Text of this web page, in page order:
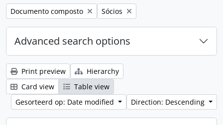
Remove filter:
Documento composto Remove filter:
Sócios
Advanced search options
Print preview
Hierarchy
Card view
Table view
Gesorteerd op: Date modified
Direction: Descending